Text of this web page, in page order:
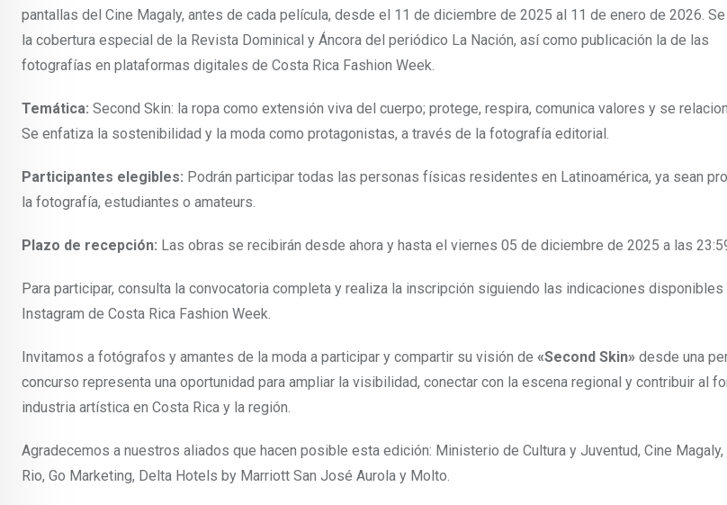
pantallas del Cine Magaly, antes de cada película, desde el 11 de diciembre de 2025 al 11 de enero de 2026.
la cobertura especial de la Revista Dominical y Áncora del periódico La Nación, así como publicación la de las
fotografías en plataformas digitales de Costa Rica Fashion Week.
Temática: Second Skin: la ropa como extensión viva del cuerpo; protege, respira, comunica valores y se
Se enfatiza la sostenibilidad y la moda como protagonistas, a través de la fotografía editorial.
Participantes elegibles: Podrán participar todas las personas físicas residentes en Latinoamérica, ya sean
la fotografía, estudiantes o amateurs.
Plazo de recepción: Las obras se recibirán desde ahora y hasta el viernes 05 de diciembre de 2025 a las
Para participar, consulta la convocatoria completa y realiza la inscripción siguiendo las indicaciones disponibles
Instagram de Costa Rica Fashion Week.
Invitamos a fotógrafos y amantes de la moda a participar y compartir su visión de «Second Skin» desde una
concurso representa una oportunidad para ampliar la visibilidad, conectar con la escena regional y contribuir al
industria artística en Costa Rica y la región.
Agradecemos a nuestros aliados que hacen posible esta edición: Ministerio de Cultura y Juventud, Cine Magaly,
Rio, Go Marketing, Delta Hotels by Marriott San José Aurola y Molto.